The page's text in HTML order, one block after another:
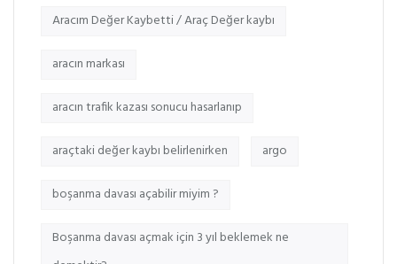
Aracım Değer Kaybetti / Araç Değer kaybı
aracın markası
aracın trafik kazası sonucu hasarlanıp
araçtaki değer kaybı belirlenirken argo
boşanma davası açabilir miyim ?
Boşanma davası açmak için 3 yıl beklemek ne